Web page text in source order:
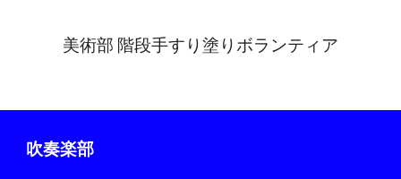
美術部 階段手すり塗りボランティア
吹奏楽部